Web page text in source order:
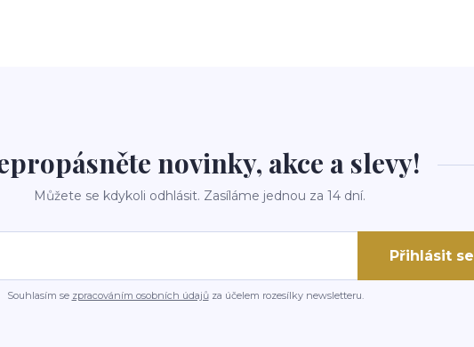
novinky, akce a slevy!
Můžete se kdykoli odhlásit. Zasíláme jednou za 14 dní.
Přihlásit se
Souhlasím se zpracováním osobních údajůza účelem rozesílky newsletteru.